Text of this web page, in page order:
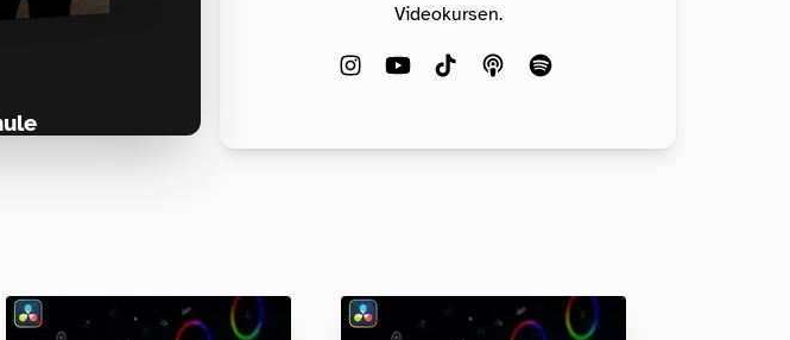
Videokursen.